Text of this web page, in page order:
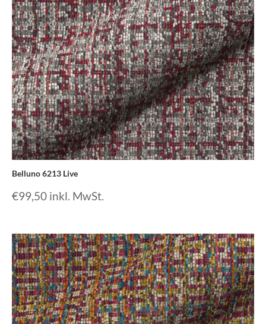
Belluno 6213 Live
€99,50 inkl. MwSt.